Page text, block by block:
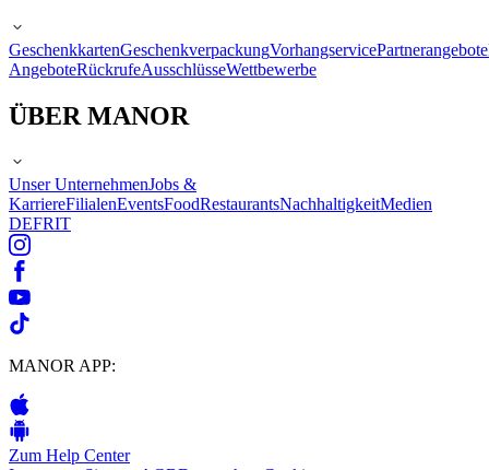
GeschenkkartenGeschenkverpackungVorhangservicePartnerangebote
AngeboteRückrufeAusschlüsseWettbewerbe
ÜBER MANOR
Unser UnternehmenJobs &
KarriereFilialenEventsFoodRestaurantsNachhaltigkeitMedien
DEFRIT
MANOR APP:
Zum Help Center